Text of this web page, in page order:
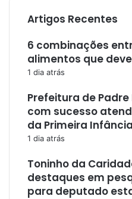
Artigos Recentes
6 combinações
alimentos que
1 dia atrás
Prefeitura de
com sucesso
da Primeira Infância
1 dia atrás
Toninho da
destaques em
para deputado